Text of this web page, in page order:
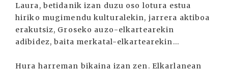
Laura, betidanik izan duzu oso lotura estua
hiriko mugimendu kulturalekin, jarrera aktiboa
erakutsiz, Groseko auzo-elkartearekin
adibidez, baita merkatal-elkartearekin...
Hura harreman bikaina izan zen. Elkarlanean